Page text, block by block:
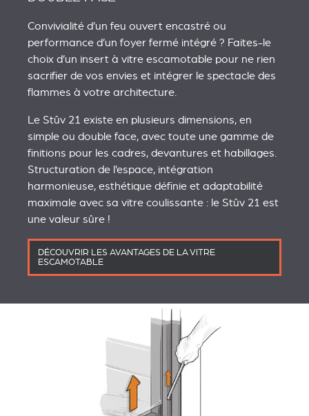
Convivialité d’un feu ouvert encastré ou
performance d’un foyer fermé intégré ? Faites-le
choix d’un insert à vitre escamotable pour ne rien
sacrifier de vos envies et intégrer le spectacle des
flammes à votre architecture.
Le Stûv 21 existe en plusieurs dimensions, en
simple ou double face, avec toute une gamme de
finitions pour les cadres, devantures et habillages.
Structuration de l’espace, intégration
harmonieuse, esthétique définie et adaptabilité
maximale avec sa vitre coulissante : le Stûv 21 est
une valeur sûre !
DÉCOUVRIR LES AVANTAGES DE LA VITRE
ESCAMOTABLE